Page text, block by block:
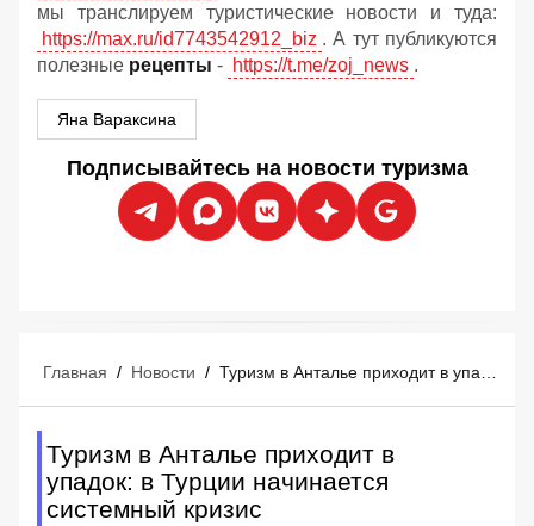
мы транслируем туристические новости и туда:
https://max.ru/id7743542912_biz . А тут публикуются
полезные рецепты - https://t.me/zoj_news .
Яна Вараксина
Подписывайтесь на новости туризма
Главная / Новости /
Туризм в Анталье приходит в
упадок: в Турции начинается
системный кризис